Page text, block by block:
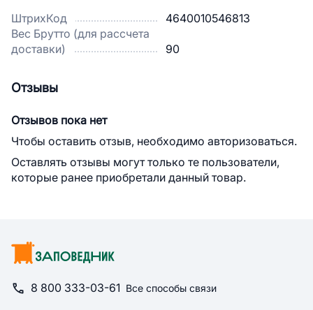
ШтрихКод
4640010546813
Вес Брутто (для рассчета
доставки)
90
Отзывы
Отзывов пока нет
Чтобы оставить отзыв, необходимо авторизоваться.
Оставлять отзывы могут только те пользователи,
которые ранее приобретали данный товар.
8 800 333-03-61 Все способы связи